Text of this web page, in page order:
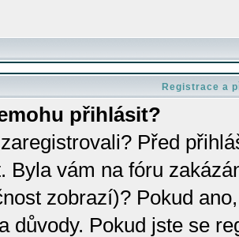
Registrace a
přihlásit?
Před
Byla vám na fóru
zobrazí)? Pokud
důvody. Pokud jste se